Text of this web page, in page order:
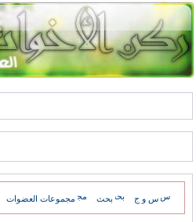
س و ج بحث مجموعات العضوات